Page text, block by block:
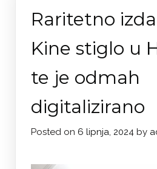
Raritetno
Kine stiglo u
te je odmah
digitalizirano
Posted on 6 lipnja, 2024 by